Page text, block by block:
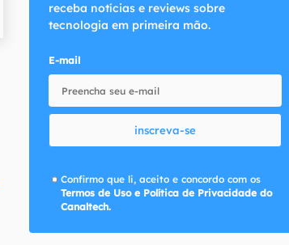
receba notícias e reviews sobre
tecnologia em primeira mão.
E-mail
inscreva-se
Confirmo que li, aceito e concordo com os
Termos de Uso e Política de Privacidade do
Canaltech.